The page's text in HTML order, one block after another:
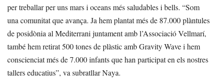
per treballar per uns mars i oceans més saludables i bells. “Som
una comunitat que avança. Ja hem plantat més de 87.000 plàntules
de posidònia al Mediterrani juntament amb l’Associació Vellmarí,
també hem retirat 500 tones de plàstic amb Gravity Wave i hem
conscienciat més de 7.000 infants que han participat en els nostres
tallers educatius”, va subratllar Naya.